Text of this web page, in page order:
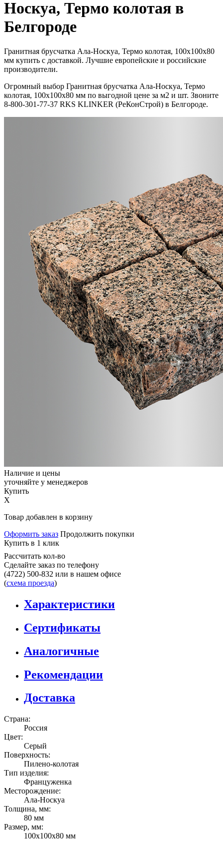
Носкуа, Термо колотая в
Белгороде
Гранитная брусчатка Ала-Носкуа, Термо колотая, 100x100х80
мм купить с доставкой. Лучшие европейские и российские
производители.
Огромный выбор Гранитная брусчатка Ала-Носкуа, Термо
колотая, 100x100х80 мм по выгодной цене за м2 и шт. Звоните
8-800-301-77-37 RKS KLINKER (РеКонСтрой) в Белгороде.
Наличие и цены
уточняйте у менеджеров
Купить
X
Товар добавлен в корзину
Оформить заказ Продолжить покупки
Купить в 1 клик
Рассчитать кол-во
Сделайте заказ по телефону
(4722) 500-832 или в нашем офисе
(схема проезда)
Характеристики
Сертификаты
Аналогичные
Рекомендации
Доставка
Страна:
Россия
Цвет:
Серый
Поверхность:
Пилено-колотая
Тип изделия:
Француженка
Месторождение:
Ала-Носкуа
Толщина, мм:
80 мм
Размер, мм:
100x100x80 мм